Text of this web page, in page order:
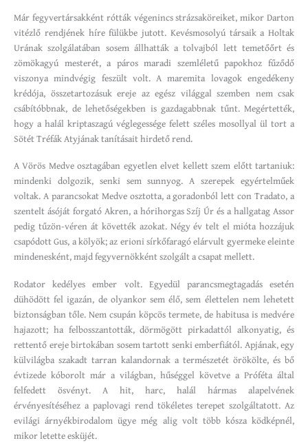
Már fegyvertársakként rótták végenincs strázsaköreiket, mikor Darton
vitézlő rendjének híre fülükbe jutott. Kevésmosolyú társaik a Holtak
Urának szolgálatában sosem állhatták a tolvajból lett temetőőrt és
zömökagyú mesterét, a páros maradi szemléletű papokhoz fűződő
viszonya mindvégig feszült volt. A maremita lovagok engedékeny
krédója, összetartozásuk ereje az egész világgal szemben nem csak
csábítóbbnak, de lehetőségekben is gazdagabbnak tűnt. Megértették,
hogy a halál kriptaszagú véglegessége felett széles mosollyal ül tort a
Sötét Tréfák Atyjának tanításait hirdető rend.
A Vörös Medve osztagában egyetlen elvet kellett szem előtt tartaniuk:
mindenki dolgozik, senki sem sunnyog. A szerepek egyértelműek
voltak. A parancsokat Medve osztotta, a goradonból lett con Tradato, a
szentelt ásóját forgató Akren, a hórihorgas Szíj Úr és a hallgatag Assor
pedig tűzön-véren át követték azokat. Négy év telt el mióta hozzájuk
csapódott Gus, a kölyök; az erioni sírkőfaragó elárvult gyermeke eleinte
mindenesként, majd fegyvernökként szolgált a csapat mellett.
Rodator kedélyes ember volt. Egyedül parancsmegtagadás esetén
dühödött fel igazán, de olyankor sem élő, sem élettelen nem lehetett
biztonságban tőle. Nem csupán köpcös termete, de habitusa is medvére
hajazott; ha felbosszantották, dörmögött pirkadattól alkonyatig, és
rettentő ereje birtokában sosem tartott senki emberfiától. Apjának, egy
külvilágba szakadt tarran kalandornak a természetét örökölte, és bő
évtizede kóborolt már a világban, hűséggel követve a Próféta által
felfedett ösvényt. A hit, harc, halál hármas alapelvének
érvényesítéséhez a paplovagi rend tökéletes terepet szolgáltatott. Az
evilági árnyékbirodalom ügye még alig volt több kósza ködképnél,
mikor letette esküjét.